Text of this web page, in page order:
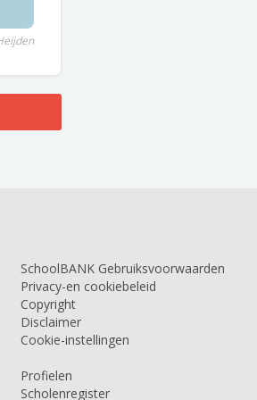
SchoolBANK Gebruiksvoorwaarden
Privacy-en cookiebeleid
Copyright
Disclaimer
Cookie-instellingen
Profielen
Scholenregister